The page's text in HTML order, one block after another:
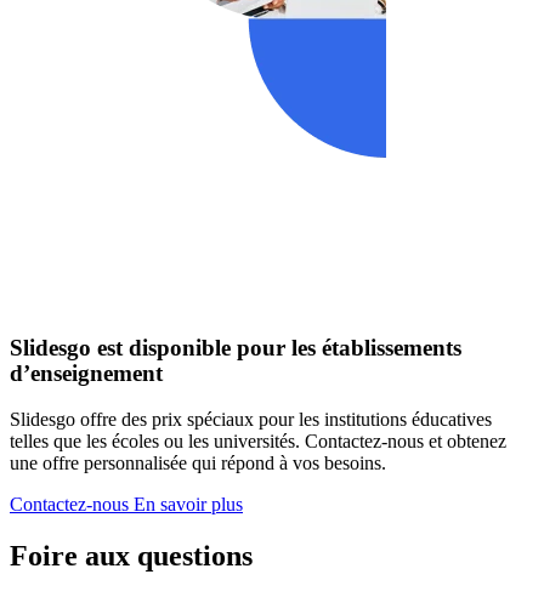
Slidesgo est disponible pour les établissements
d’enseignement
Slidesgo offre des prix spéciaux pour les institutions éducatives
telles que les écoles ou les universités. Contactez-nous et obtenez
une offre personnalisée qui répond à vos besoins.
Contactez-nous En savoir plus
Foire aux questions